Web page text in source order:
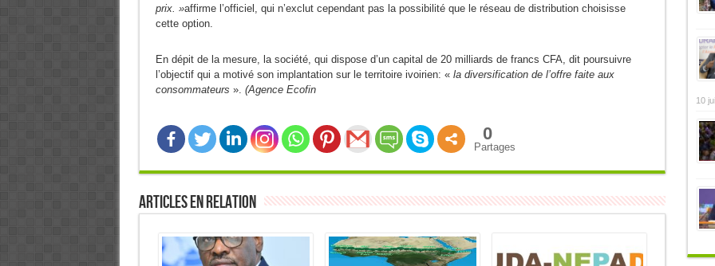
prix. »affirme l’officiel, qui n’exclut cependant pas la possibilité que le réseau de distribution choisisse
cette option.
En dépit de la mesure, la société, qui dispose d’un capital de 20 milliards de francs CFA, dit poursuivre
l’objectif qui a motivé son implantation sur le territoire ivoirien: « la diversification de l’offre faite aux
consommateurs ». (Agence Ecofin
0
Partages
Articles en relation
10